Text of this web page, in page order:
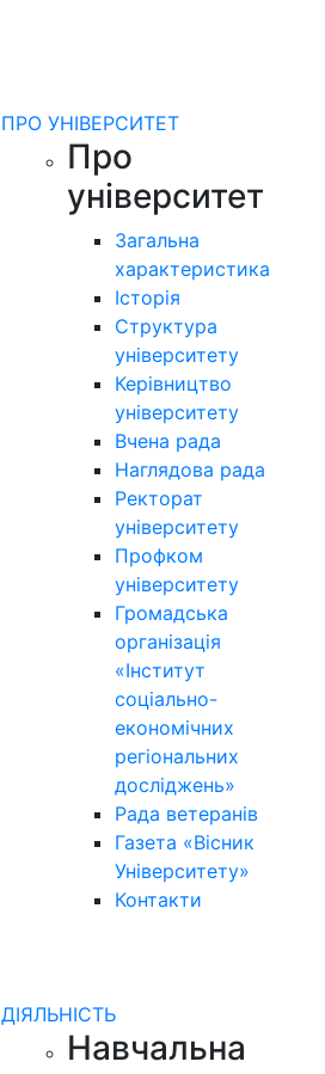
ПРО УНІВЕРСИТЕТ
Про
університет
Загальна
характеристика
Історія
Структура
університету
Керівництво
університету
Вчена рада
Наглядова рада
Ректорат
університету
Профком
університету
Громадська
організація
«Інститут
соціально-
економічних
регіональних
досліджень»
Рада ветеранів
Газета «Вісник
Університету»
Контакти
ДІЯЛЬНІСТЬ
Навчальна